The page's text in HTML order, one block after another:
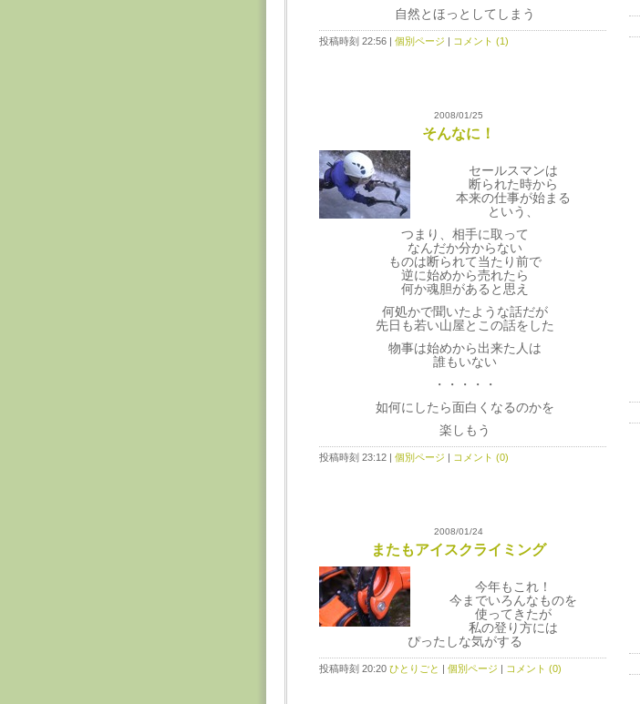
自然とほっとしてしまう
投稿時刻 22:56 | 個別ページ | コメント (1)
2008/01/25
そんなに！
セールスマンは
断られた時から
本来の仕事が始まる
という、
つまり、相手に取って
なんだか分からない
ものは断られて当たり前で
逆に始めから売れたら
何か魂胆があると思え
何処かで聞いたような話だが
先日も若い山屋とこの話をした
物事は始めから出来た人は
誰もいない
・・・・・
如何にしたら面白くなるのかを
楽しもう
投稿時刻 23:12 | 個別ページ | コメント (0)
2008/01/24
またもアイスクライミング
今年もこれ！
今までいろんなものを
使ってきたが
私の登り方には
ぴったしな気がする
投稿時刻 20:20 ひとりごと | 個別ページ | コメント (0)